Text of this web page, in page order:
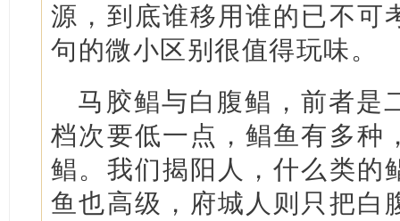
源，到底谁移用谁的已不可
句的微小区别很值得玩味。
马胶鲳与白腹鲳，前者是
档次要低一点，鲳鱼有多种
鲳。我们揭阳人，什么类的
鱼也高级，府城人则只把白